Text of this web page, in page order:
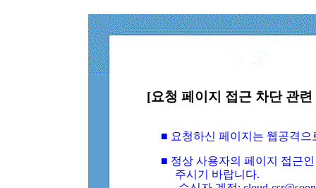
[요청 페이지 접근 차단 관
■ 요청하신 페이지는 웹공격
■ 정상 사용자의 페이지 접근
주시기 바랍니다.